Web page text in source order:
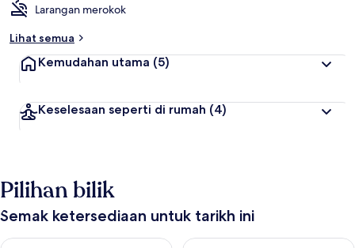
Larangan merokok
Lihat semua
Kemudahan utama (5)
Keselesaan seperti di rumah (4)
Pilihan bilik
Semak ketersediaan untuk tarikh ini